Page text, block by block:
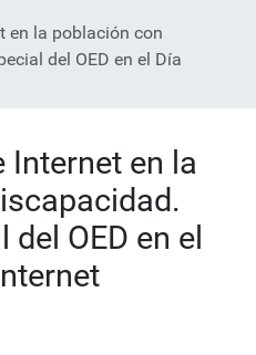
en la población con
del OED en el Día
Internet en la
OED en el